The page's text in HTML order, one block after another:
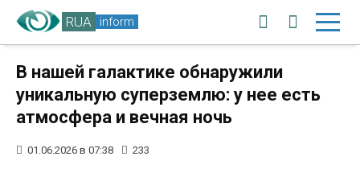
RUA inform
В нашей галактике обнаружили
уникальную суперземлю: у нее есть
атмосфера и вечная ночь
01.06.2026 в 07:38 233